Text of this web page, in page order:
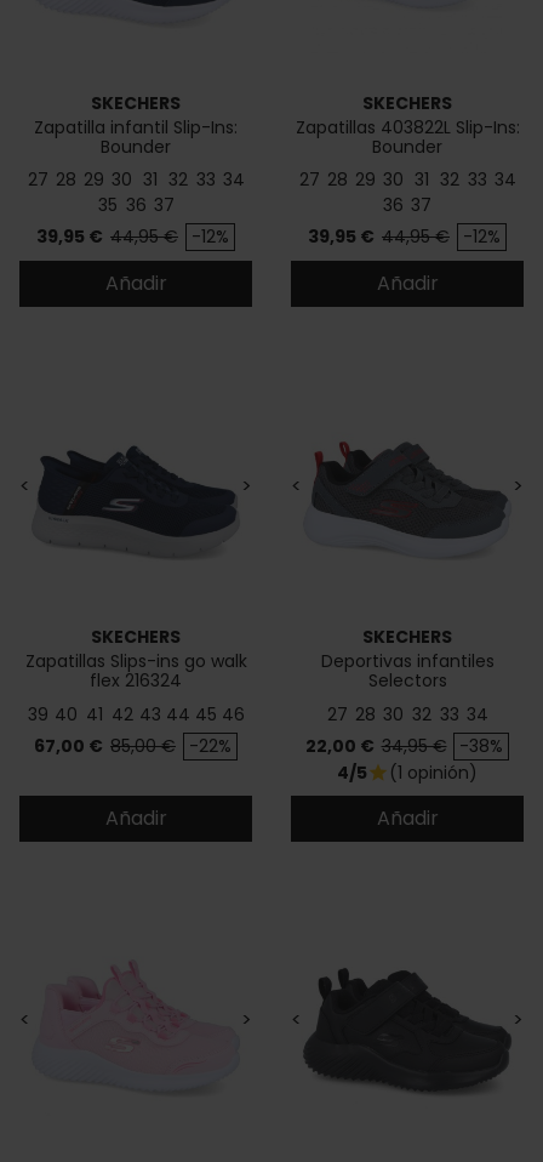
SKECHERS
Zapatilla infantil Slip-Ins:
Bounder
27 28 29 30 31 32 33 34
35 36 37
Precio
39,95 € Precio base
44,95 € -12%
Añadir
SKECHERS
Zapatillas 403822L Slip-Ins:
Bounder
27 28 29 30 31 32 33 34
36 37
Precio
39,95 € Precio base
44,95 € -12%
Añadir
< >
SKECHERS
Zapatillas Slips-ins go walk
flex 216324
39 40 41 42 43 44 45 46
Precio
67,00 € Precio base
85,00 € -22%
Añadir
< >
SKECHERS
Deportivas infantiles
Selectors
27 28 30 32 33 34
Precio
22,00 € Precio base
34,95 € -38%
4/5star (1 opinión)
Añadir
< > < >